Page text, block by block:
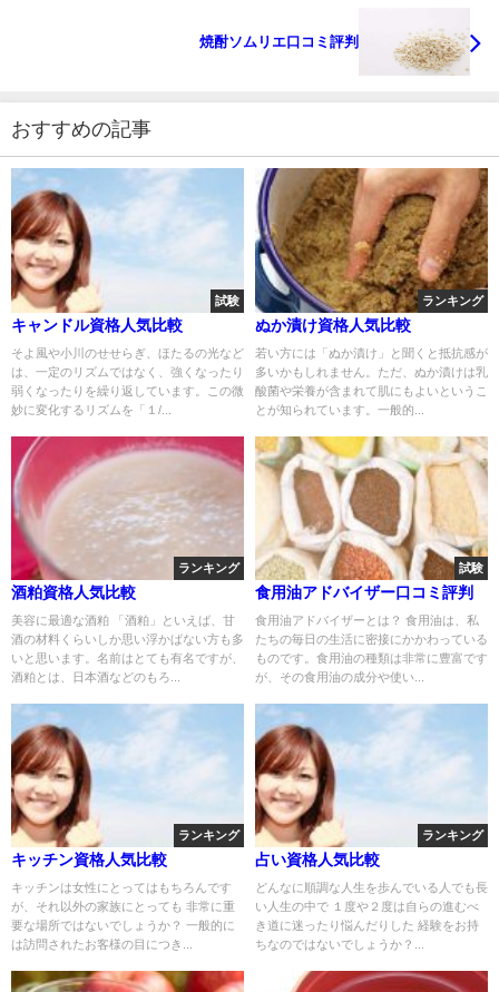
焼酎ソムリエ口コミ評判
おすすめの記事
試験
キャンドル資格人気比較
そよ風や小川のせせらぎ、ほたるの光など
は、一定のリズムではなく、強くなったり
弱くなったりを繰り返しています。この微
妙に変化するリズムを「１/...
ランキング
ぬか漬け資格人気比較
若い方には「ぬか漬け」と聞くと抵抗感が
多いかもしれません。ただ、ぬか漬けは乳
酸菌や栄養が含まれて肌にもよいというこ
とが知られています。一般的...
ランキング
酒粕資格人気比較
美容に最適な酒粕 「酒粕」といえば、甘
酒の材料くらいしか思い浮かばない方も多
いと思います。名前はとても有名ですが、
酒粕とは、日本酒などのもろ...
試験
食用油アドバイザー口コミ評判
食用油アドバイザーとは？ 食用油は、私
たちの毎日の生活に密接にかかわっている
ものです。食用油の種類は非常に豊富です
が、その食用油の成分や使い...
ランキング
キッチン資格人気比較
キッチンは女性にとってはもちろんです
が、それ以外の家族にとっても 非常に重
要な場所ではないでしょうか？ 一般的に
は訪問されたお客様の目につき...
ランキング
占い資格人気比較
どんなに順調な人生を歩んでいる人でも長
い人生の中で １度や２度は自らの進むべ
き道に迷ったり悩んだりした 経験をお持
ちなのではないでしょうか？...